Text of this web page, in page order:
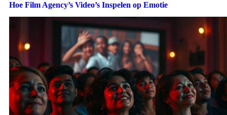
Hoe Film Agency’s Video’s Inspelen op Emotie